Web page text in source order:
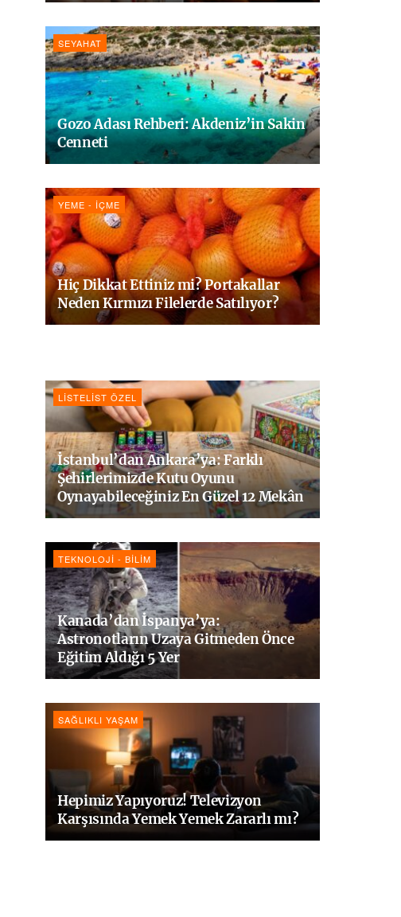
SEYAHAT
Gozo Adası Rehberi: Akdeniz’in Sakin
Cenneti
YEME - İÇME
Hiç Dikkat Ettiniz mi? Portakallar
Neden Kırmızı Filelerde Satılıyor?
LISTELIST ÖZEL
İstanbul’dan Ankara’ya: Farklı
Şehirlerimizde Kutu Oyunu
Oynayabileceğiniz En Güzel 12 Mekân
TEKNOLOJI - BILIM
Kanada’dan İspanya’ya:
Astronotların Uzaya Gitmeden Önce
Eğitim Aldığı 5 Yer
SAĞLIKLI YAŞAM
Hepimiz Yapıyoruz! Televizyon
Karşısında Yemek Yemek Zararlı mı?